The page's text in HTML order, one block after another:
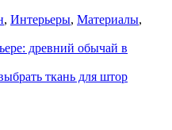
, Интерьеры, Материалы,
древний обычай в
ткань для штор